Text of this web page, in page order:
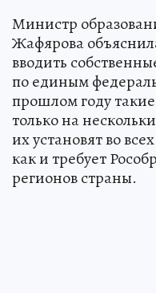
Министр
Жафярова
вводить
по единым
прошлом году
только на
их установят во
как и требует
регионов страны.